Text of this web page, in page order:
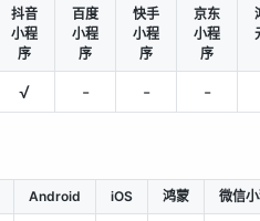
抖音
小程
序
百度
小程
序
快手
小程
序
京东
小程
序
√ - - -
Android iOS 鸿蒙 微信